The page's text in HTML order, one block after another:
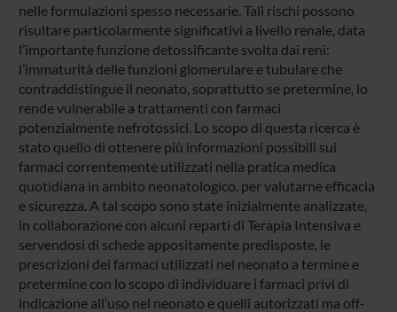
nelle formulazioni spesso necessarie. Tali rischi possono
risultare particolarmente significativi a livello renale, data
l’importante funzione detossificante svolta dai reni:
l’immaturità delle funzioni glomerulare e tubulare che
contraddistingue il neonato, soprattutto se pretermine, lo
rende vulnerabile a trattamenti con farmaci
potenzialmente nefrotossici. Lo scopo di questa ricerca è
stato quello di ottenere più informazioni possibili sui
farmaci correntemente utilizzati nella pratica medica
quotidiana in ambito neonatologico, per valutarne efficacia
e sicurezza. A tal scopo sono state inizialmente analizzate,
in collaborazione con alcuni reparti di Terapia Intensiva e
servendosi di schede appositamente predisposte, le
prescrizioni dei farmaci utilizzati nel neonato a termine e
pretermine con lo scopo di individuare i farmaci privi di
indicazione all’uso nel neonato e quelli autorizzati ma off-